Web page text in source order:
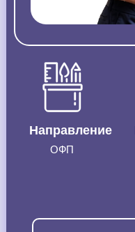
Направление
ОФП